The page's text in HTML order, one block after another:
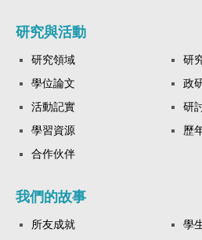
研究與活動
研究領域
研
學位論文
政
活動記實
研
學習資源
歷
合作伙伴
我們的故事
所友成就
學